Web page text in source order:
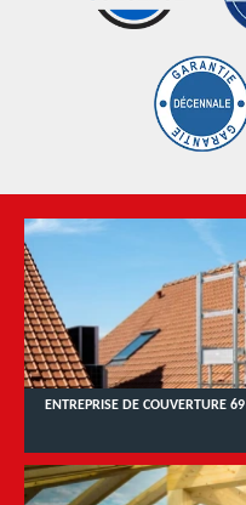
ENTREPRISE DE COUVERTURE 69